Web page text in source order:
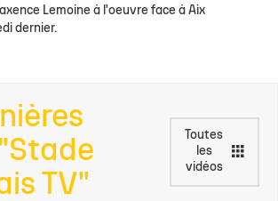
Lemoine à l'oeuvre face à Aix
dernier.
TV"
Toutes
les
vidéos